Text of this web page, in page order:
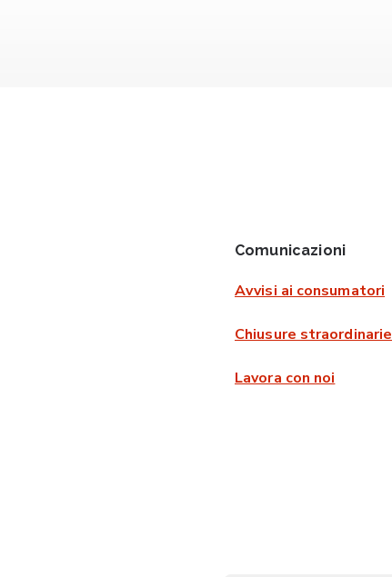
Comunicazioni
Avvisi ai consumatori
Chiusure straordinarie
Lavora con noi